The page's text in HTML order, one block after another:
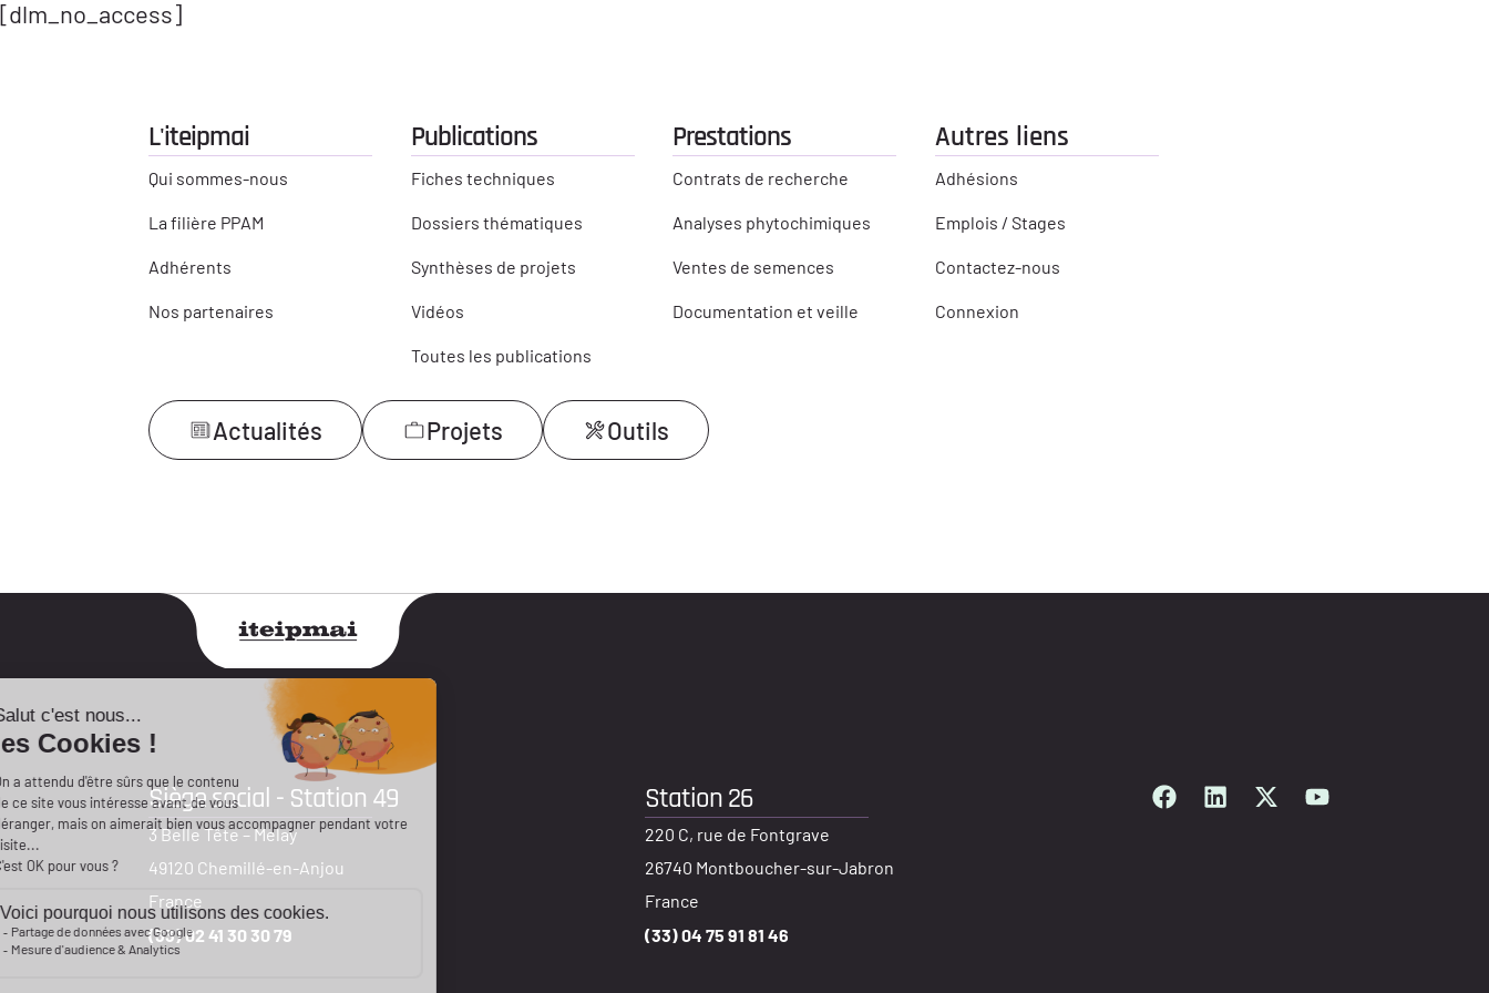
[dlm_no_access]
L'iteipmai
Qui sommes-nous
La filière PPAM
Adhérents
Nos partenaires
Publications
Fiches techniques
Dossiers thématiques
Synthèses de projets
Vidéos
Toutes les publications
Prestations
Contrats de recherche
Analyses phytochimiques
Ventes de semences
Documentation et veille
Autres liens
Adhésions
Emplois / Stages
Contactez-nous
Connexion
Actualités Projets Outils
Siège social - Station 49
3 Belle Tête – Melay
49120 Chemillé-en-Anjou
France
(33) 02 41 30 30 79
Station 26
220 C, rue de Fontgrave
26740 Montboucher-sur-Jabron
France
(33) 04 75 91 81 46